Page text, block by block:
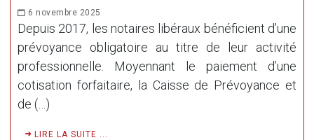
6 novembre 2025
Depuis 2017, les notaires libéraux bénéficient d’une
prévoyance obligatoire au titre de leur activité
professionnelle. Moyennant le paiement d’une
cotisation forfaitaire, la Caisse de Prévoyance et
de (…)
LIRE LA SUITE ...